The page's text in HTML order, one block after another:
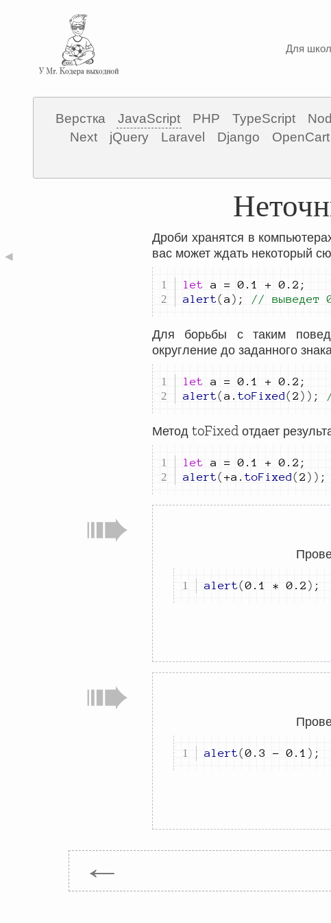
Для
Верстка JavaScript PHP TypeScript
Next
jQuery Laravel Django OpenCart
◀
Дроби хранятся в
вас может ждать некоторый
let a = 0.1 + 0.2 ;
alert( a ) ; // выведет
Для борьбы с таким
округление до заданного
let a = 0.1 + 0.2 ;
alert( a . toFixed( 2 )) ;
Метод toFixedотдает
let a = 0.1 + 0.2 ;
alert( +a . toFixed( 2 )) ;
alert(0.1 * 0.2 ) ;
alert(0.3 - 0.1 ) ;
←